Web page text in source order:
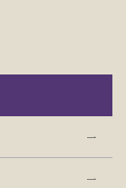
検索